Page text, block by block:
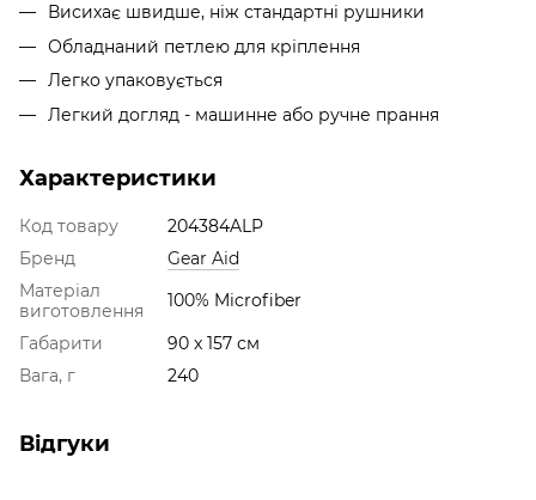
Висихає швидше, ніж стандартні рушники
Обладнаний петлею для кріплення
Легко упаковується
Легкий догляд - машинне або ручне прання
Характеристики
Код товару
204384ALP
Бренд
Gear Aid
Матеріал
виготовлення
100% Microfiber
Габарити
90 x 157 см
Вага, г
240
Відгуки